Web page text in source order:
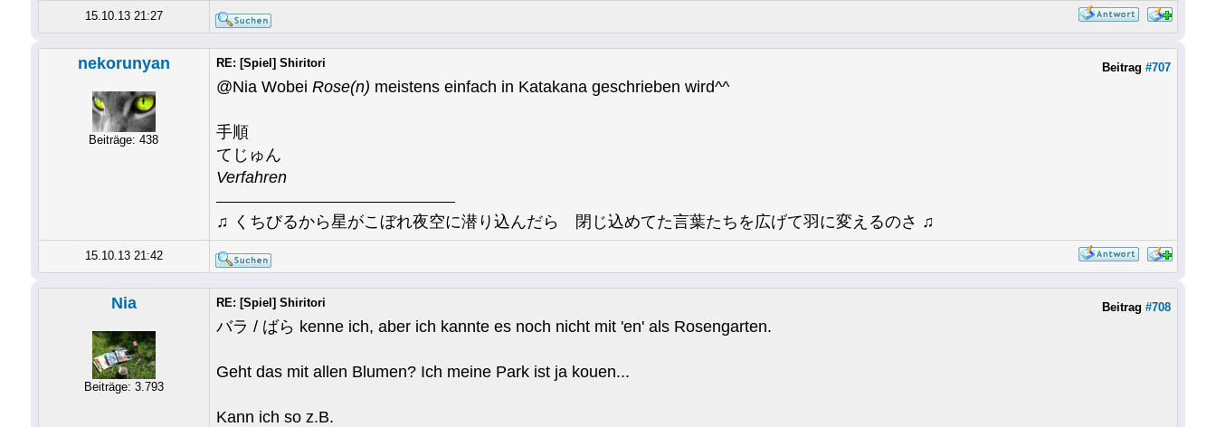
15.10.13 21:27
nekorunyan
Beiträge: 438
Beitrag #707
RE: [Spiel] Shiritori
@Nia Wobei Rose(n) meistens einfach in Katakana geschrieben wird^^
手順
てじゅん
Verfahren
♫ くちびるから星がこぼれ夜空に潜り込んだら 閉じ込めてた言葉たちを広げて羽に変えるのさ ♫
15.10.13 21:42
Nia
Beiträge: 3.793
Beitrag #708
RE: [Spiel] Shiritori
バラ / ばら kenne ich, aber ich kannte es noch nicht mit 'en' als Rosengarten.
Geht das mit allen Blumen? Ich meine Park ist ja kouen...
Kann ich so z.B.